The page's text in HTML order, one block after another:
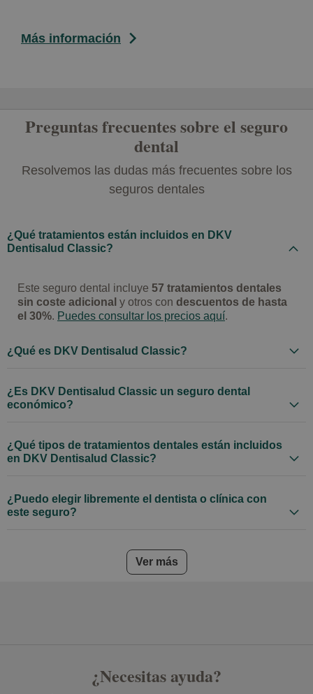
Más información
Preguntas frecuentes sobre el seguro
dental
Resolvemos las dudas más frecuentes sobre los
seguros dentales
¿Qué tratamientos están incluidos en DKV
Dentisalud Classic?
Este seguro dental incluye 57 tratamientos dentales
sin coste adicional y otros con descuentos de hasta
el 30%. Puedes consultar los precios aquí.
¿Qué es DKV Dentisalud Classic?
¿Es DKV Dentisalud Classic un seguro dental
económico?
¿Qué tipos de tratamientos dentales están incluidos
en DKV Dentisalud Classic?
¿Puedo elegir libremente el dentista o clínica con
este seguro?
Ver más
frequently asked questions
¿Necesitas ayuda?